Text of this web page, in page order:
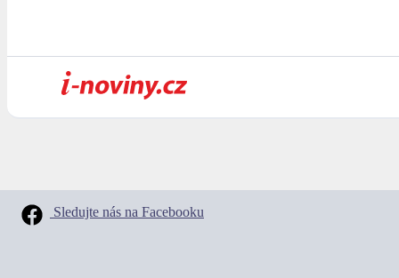
Sledujte nás na Facebooku